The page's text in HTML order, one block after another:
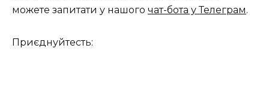
можете запитати у нашого чат-бота у Телеграм.
Приєднуйтесть: